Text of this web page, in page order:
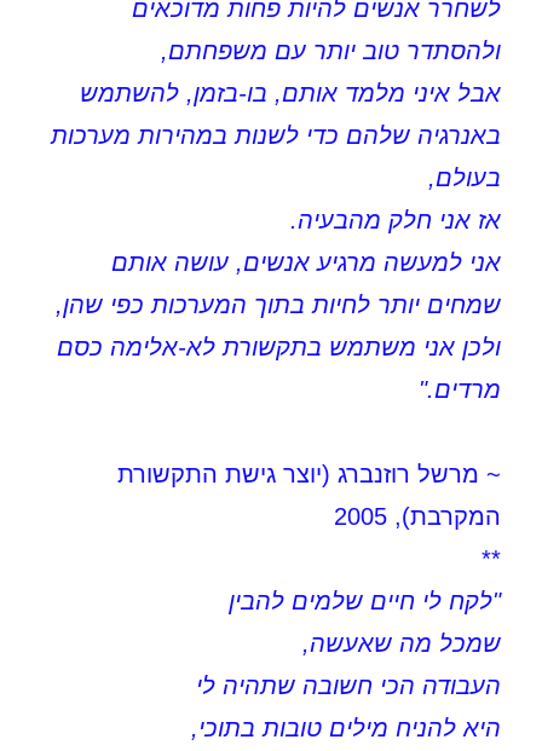
לשחרר אנשים להיות פחות מדוכאים
ולהסתדר טוב יותר עם משפחתם,
אבל איני מלמד אותם, בו-בזמן, להשתמש
באנרגיה שלהם כדי לשנות במהירות מערכות
בעולם,
אז אני חלק מהבעיה.
אני למעשה מרגיע אנשים, עושה אותם
שמחים יותר לחיות בתוך המערכות כפי שהן,
ולכן אני משתמש בתקשורת לא-אלימה כסם
מרדים."
~ מרשל רוזנברג (יוצר גישת התקשורת
המקרבת), 2005
**
"לקח לי חיים שלמים להבין
שמכל מה שאעשה,
העבודה הכי חשובה שתהיה לי
היא להניח מילים טובות בתוכי,